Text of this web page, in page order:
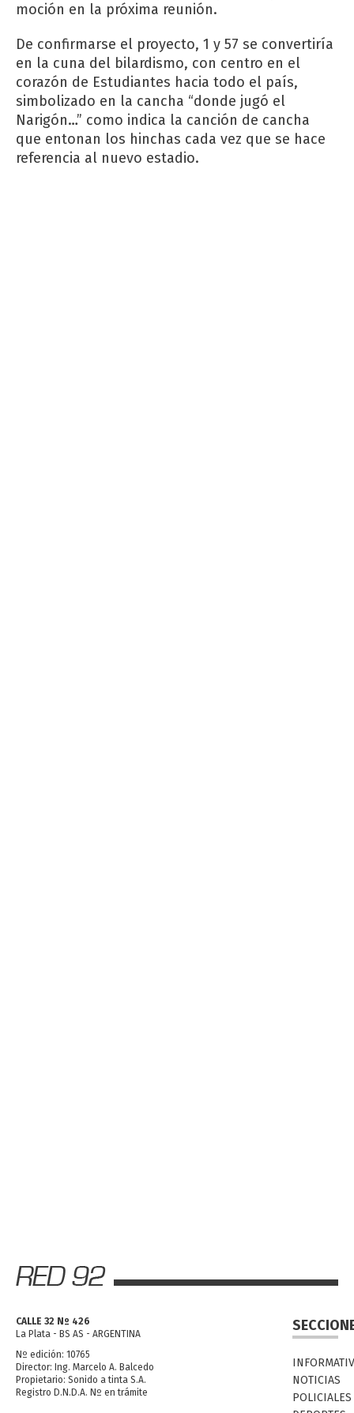
moción en la próxima reunión.
De confirmarse el proyecto, 1 y 57 se convertiría
en la cuna del bilardismo, con centro en el
corazón de Estudiantes hacia todo el país,
simbolizado en la cancha “donde jugó el
Narigón…” como indica la canción de cancha
que entonan los hinchas cada vez que se hace
referencia al nuevo estadio.
CALLE 32 Nº 426
La Plata - BS AS - ARGENTINA
Nº edición: 10765
Director: Ing. Marcelo A. Balcedo
Propietario: Sonido a tinta S.A.
Registro D.N.D.A. Nº en trámite
NOTICIAS
POLICIALES